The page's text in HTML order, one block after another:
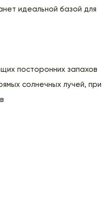
идеальной базой для
посторонних запахов
солнечных лучей, при